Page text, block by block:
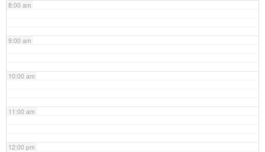
8:00 am
9:00 am
10:00 am
11:00 am
12:00 pm